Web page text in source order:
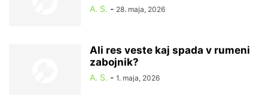
A. S. - 28. maja, 2026
Ali res veste kaj spada v rumeni
zabojnik?
A. S. - 1. maja, 2026